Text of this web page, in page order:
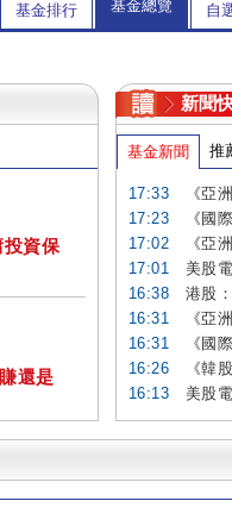
基金排行 基金總覽 自
投資保
還是
新聞
基金新聞 推
17:33
《亞
17:23
《國
17:02
《亞
17:01
美股
16:38
港股
16:31
《亞
16:31
《國
16:26
《韓
16:13
美股